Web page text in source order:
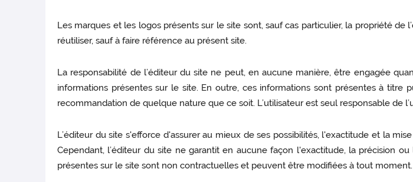
Les marques et les logos présents sur le site sont, sauf cas particulier, la propriété
réutiliser, sauf à faire référence au présent site.
La responsabilité de l’éditeur du site ne peut, en aucune manière, être engagée
informations présentes sur le site. En outre, ces informations sont présentes à
recommandation de quelque nature que ce soit. L’utilisateur est seul responsable de
L’éditeur du site s'efforce d'assurer au mieux de ses possibilités, l'exactitude et la
Cependant, l’éditeur du site ne garantit en aucune façon l'exactitude, la précision
présentes sur le site sont non contractuelles et peuvent être modifiées à tout moment.